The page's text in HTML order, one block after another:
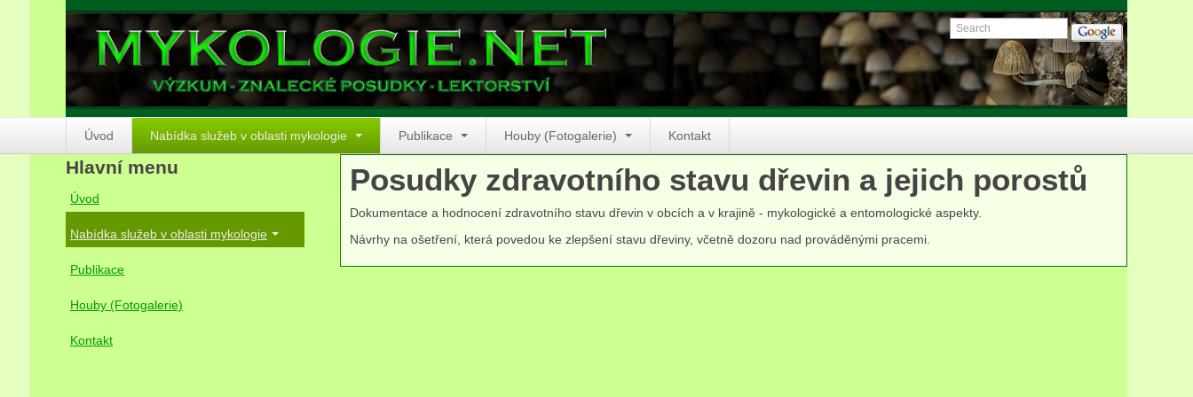
Úvod Nabídka služeb v oblasti mykologie Publikace Houby (Fotogalerie) Kontakt
Posudky zdravotního stavu dřevin a jejich porostů
Dokumentace a hodnocení zdravotního stavu dřevin v obcích a v krajině - mykologické a entomologické aspekty.
Návrhy na ošetření, která povedou ke zlepšení stavu dřeviny, včetně dozoru nad prováděnými pracemi.
Hlavní menu
Úvod
Nabídka služeb v oblasti mykologie
Publikace
Houby (Fotogalerie)
Kontakt